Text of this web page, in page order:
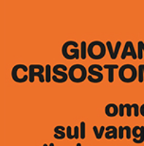
AGGIUNGI AL CARRELLO